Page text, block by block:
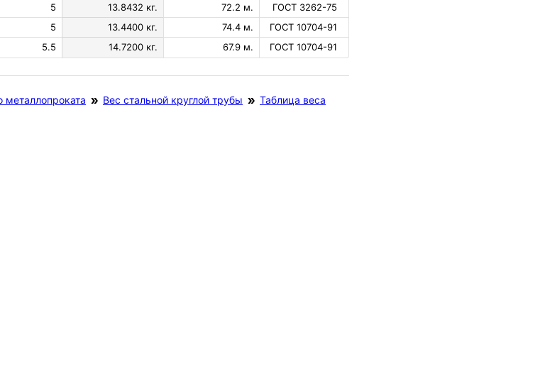
5 13.8432 кг. 72.2 м.
ГОСТ 3262-75
5 13.4400 кг. 74.4 м.
ГОСТ 10704-91
5.5 14.7200 кг. 67.9 м. ГОСТ 10704-91
металлопроката Вес стальной круглой трубы
Таблица веса